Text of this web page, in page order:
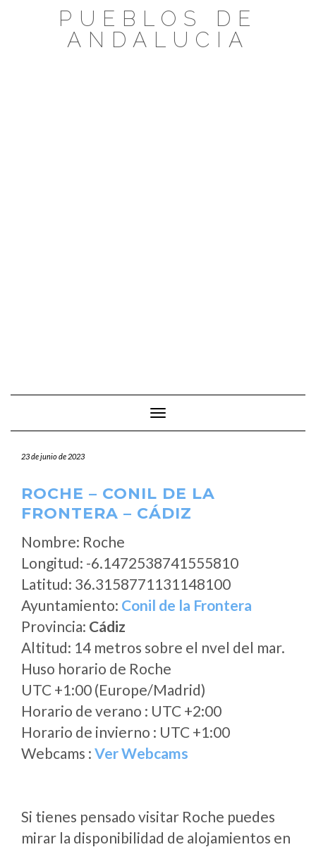
PUEBLOS DE
ANDALUCIA
Cambiar modo de navegación
23 de junio de 2023
ROCHE – CONIL DE LA
FRONTERA – CÁDIZ
Nombre: Roche
Longitud: -6.1472538741555810
Latitud: 36.3158771131148100
Ayuntamiento: Conil de la Frontera
Provincia: Cádiz
Altitud: 14 metros sobre el nvel del mar.
Huso horario de Roche
UTC +1:00 (Europe/Madrid)
Horario de verano : UTC +2:00
Horario de invierno : UTC +1:00
Webcams : Ver Webcams
Si tienes pensado visitar Roche puedes
mirar la disponibilidad de alojamientos en